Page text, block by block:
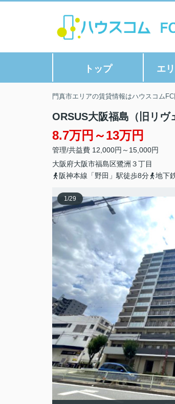
トップ エ
門真市エリアの賃貸情報はハウスコム
ORSUS大阪福島（旧リヴ
8.7万円～13万円
管理/共益費 12,000円～15,000円
大阪府大阪市福島区鷺洲 ３丁目
阪神本線「野田」駅徒歩8分
地下
1/29